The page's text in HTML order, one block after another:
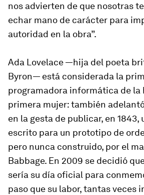
nos advierten de que nosotras
echar mano de carácter para
autoridad en la obra”.
Ada Lovelace —hija del poeta
Byron— está considerada la
programadora informática de la
primera mujer: también
en la gesta de publicar, en 1843,
escrito para un prototipo de
pero nunca construido, por el
Babbage. En 2009 se decidió
sería su día oficial para
paso que su labor, tantas veces